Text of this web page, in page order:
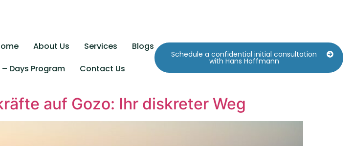
About Us Services
Blogs
– Days Program
Contact Us
Schedule a confidential initial consultation
with Hans Hoffmann
auf Gozo: Ihr diskreter Weg